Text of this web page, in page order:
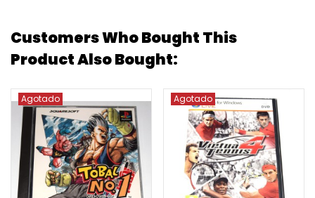
Customers Who Bought This
Product Also Bought:
Agotado Agotado